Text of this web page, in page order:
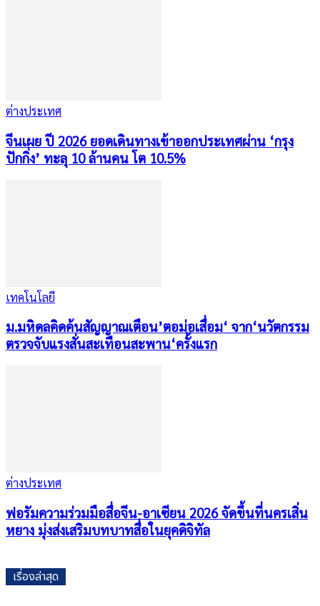
ต่างประเทศ
จีนเผย ปี 2026 ยอดเดินทางเข้าออกประเทศผ่าน ‘กรุง
ปักกิ่ง’ ทะลุ 10 ล้านคน โต 10.5%
เทคโนโลยี
ม.มหิดลคิดค้นสัญญาณเตือน’ตอม่อเสื่อม‘ จาก‘นวัตกรรม
ตรวจจับแรงสั่นสะเทือนสะพาน‘ครั้งแรก
ต่างประเทศ
ฟอรัมความร่วมมือสื่อจีน-อาเซียน 2026 จัดขึ้นที่นครเสิ่น
หยาง มุ่งส่งเสริมบทบาทสื่อในยุคดิจิทัล
เรื่องล่าสุด